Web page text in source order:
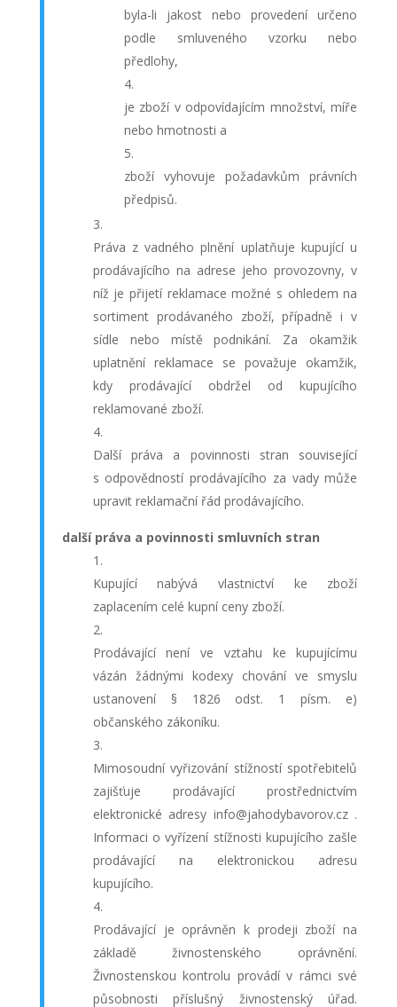
byla-li jakost nebo provedení určeno
podle smluveného vzorku nebo
předlohy,
je zboží v odpovídajícím množství, míře
nebo hmotnosti a
zboží vyhovuje požadavkům právních
předpisů.
Práva z vadného plnění uplatňuje kupující u
prodávajícího na adrese jeho provozovny, v
níž je přijetí reklamace možné s ohledem na
sortiment prodávaného zboží, případně i v
sídle nebo místě podnikání. Za okamžik
uplatnění reklamace se považuje okamžik,
kdy prodávající obdržel od kupujícího
reklamované zboží.
Další práva a povinnosti stran související
s odpovědností prodávajícího za vady může
upravit reklamační řád prodávajícího.
další práva a povinnosti smluvních stran
Kupující nabývá vlastnictví ke zboží
zaplacením celé kupní ceny zboží.
Prodávající není ve vztahu ke kupujícímu
vázán žádnými kodexy chování ve smyslu
ustanovení § 1826 odst. 1 písm. e)
občanského zákoníku.
Mimosoudní vyřizování stížností spotřebitelů
zajišťuje prodávající prostřednictvím
elektronické adresy info@jahodybavorov.cz .
Informaci o vyřízení stížnosti kupujícího zašle
prodávající na elektronickou adresu
kupujícího.
Prodávající je oprávněn k prodeji zboží na
základě živnostenského oprávnění.
Živnostenskou kontrolu provádí v rámci své
působnosti příslušný živnostenský úřad.